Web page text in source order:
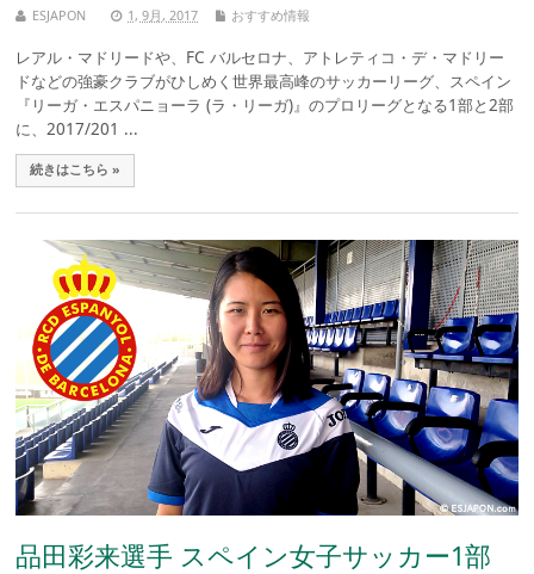
ESJAPON 1, 9月, 2017 おすすめ情報
レアル・マドリードや、FC バルセロナ、アトレティコ・デ・マドリー
ドなどの強豪クラブがひしめく世界最高峰のサッカーリーグ、スペイン
『リーガ・エスパニョーラ (ラ・リーガ)』のプロリーグとなる1部と2部
に、2017/201 ...
続きはこちら »
品田彩来選手 スペイン女子サッカー1部